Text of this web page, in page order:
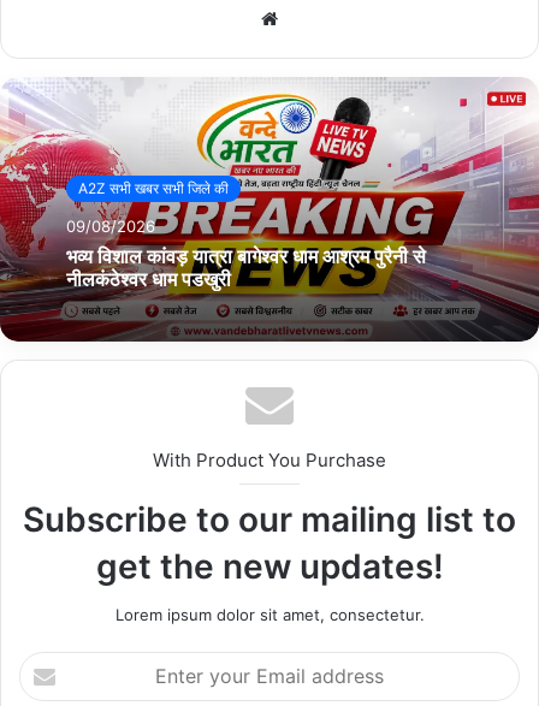
अधिक से अधिक किसान इससे लाभान्वित हो सकेंगे।
मौके पर जिला कृषि पदाधिकारी श्री अभिषेक मिश्रा, कृषि विज्ञान केन्द्र के वरीय
वैज्ञानिक डॉ अनिल कुमार, जिला उद्यान पदाधिकारी श्री जनार्दन शर्मा, जिला
जनसंपर्क पदाधिकारी श्री सुनिल कुमार सिंह, उप परियोजना निदेशक श्री
मोतीलाल, सहायक तकनीकी प्रबंधक श्री संतोष कुमार आदि उपस्थित रहे।
Copy URL
te
A2Z सभी खबर सभी जिले की
09/08/2026
भव्य विशाल कांवड़ यात्रा बागेश्वर धाम आश्रम पुरैनी से
नीलकंठेश्वर धाम पडखुरी
With Product You Purchase
Subscribe to our mailing list to
get the new updates!
Lorem ipsum dolor sit amet, consectetur.
E
n